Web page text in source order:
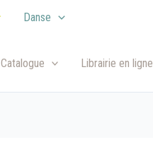
Danse
Catalogue Librairie en ligne